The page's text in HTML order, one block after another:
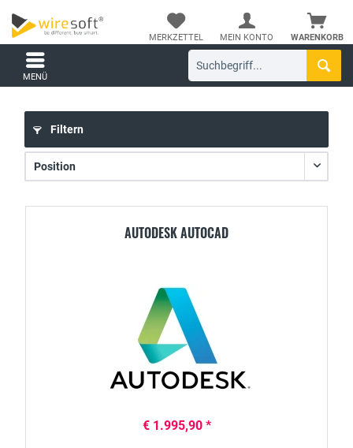
WARENKORB
MERKZETTEL MEIN KONTO
MENÜ
Filtern
AUTODESK AUTOCAD
€ 1.995,90 *